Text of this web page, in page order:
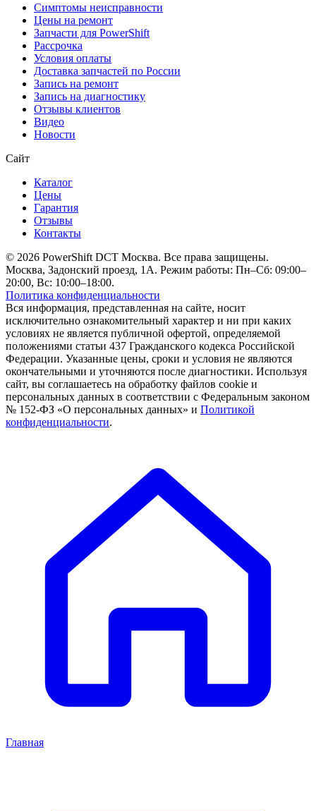
Симптомы неисправности
Цены на ремонт
Запчасти для PowerShift
Рассрочка
Условия оплаты
Доставка запчастей по России
Запись на ремонт
Запись на диагностику
Отзывы клиентов
Видео
Новости
Сайт
Каталог
Цены
Гарантия
Отзывы
Контакты
© 2026 PowerShift DCT Москва. Все права защищены.
Москва, Задонский проезд, 1А. Режим работы: Пн–Сб: 09:00–
20:00, Вс: 10:00–18:00.
Политика конфиденциальности
Вся информация, представленная на сайте, носит
исключительно ознакомительный характер и ни при каких
условиях не является публичной офертой, определяемой
положениями статьи 437 Гражданского кодекса Российской
Федерации. Указанные цены, сроки и условия не являются
окончательными и уточняются после диагностики. Используя
сайт, вы соглашаетесь на обработку файлов cookie и
персональных данных в соответствии с Федеральным законом
№ 152-ФЗ «О персональных данных» и Политикой
конфиденциальности.
Главная